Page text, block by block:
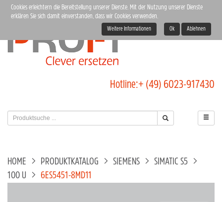
Hotline:+ (49) 6023-917430
HOME PRODUKTKATALOG SIEMENS
SIMATIC S5
100 U
6ES5451-8MD11
Cookies erleichtern die Bereitstellung unserer Dienste. Mit der Nutzung unserer Dienste
erklären Sie sich damit einverstanden, dass wir Cookies verwenden.
Weitere Informationen Ok Ablehnen